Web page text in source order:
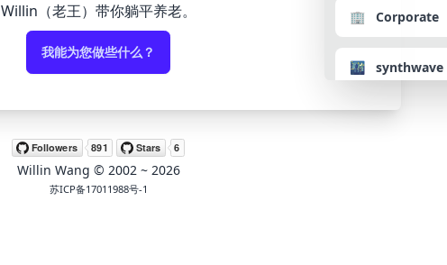
🏢 Corporate
🌃 synthwave
👴 retro
Willin（老王）带你躺平养老。
我能为您做些什么？
Willin Wang © 2002 ~ 2026
苏ICP备17011988号-1